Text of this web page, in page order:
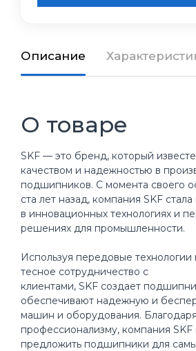
Описание
О товаре
SKF — это бренд, который
качеством и надежностью в
подшипников. С момента своего
ста лет назад, компания SKF
в инновационных технологиях и
решениях для промышленности.
Используя передовые технологии
тесное сотрудничество с
клиентами, SKF создает
обеспечивают надежную и
машин и оборудования.
профессионализму, компания
предложить подшипники для